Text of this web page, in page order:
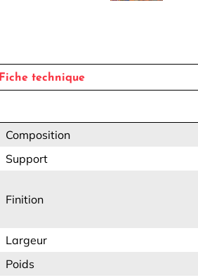
Fiche technique
Composition
Support
Finition
Largeur
Poids